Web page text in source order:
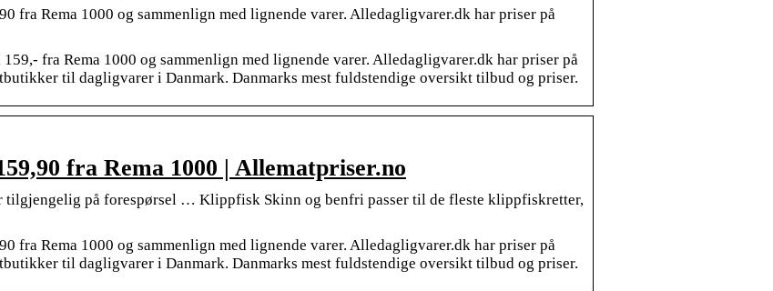
fra Rema 1000 og sammenlign med lignende varer. Alledagligvarer.dk har priser på
fra Rema 1000 og sammenlign med lignende varer. Alledagligvarer.dk har priser på
til dagligvarer i Danmark. Danmarks mest fuldstendige oversikt tilbud og priser.
fra Rema 1000 | Allematpriser.no
tilgjengelig på forespørsel … Klippfisk Skinn og benfri passer til de fleste klippfiskretter,
fra Rema 1000 og sammenlign med lignende varer. Alledagligvarer.dk har priser på
til dagligvarer i Danmark. Danmarks mest fuldstendige oversikt tilbud og priser.